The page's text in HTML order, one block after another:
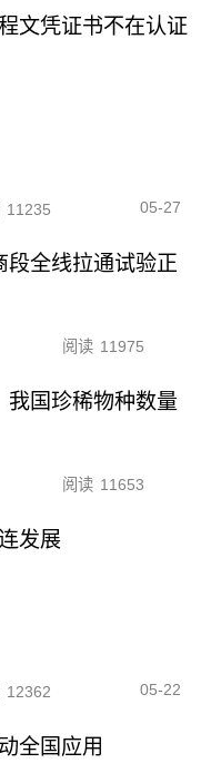
文凭证书不在认证
11235 05-27
段全线拉通试验正
阅读 11975
我国珍稀物种数量
阅读 11653
发展
12362 05-22
全国应用